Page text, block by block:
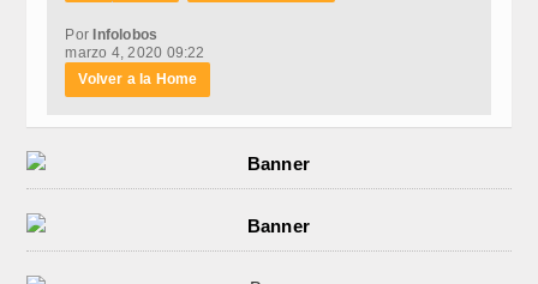
PorInfolobos
marzo 4, 2020 09:22
Volver a la Home